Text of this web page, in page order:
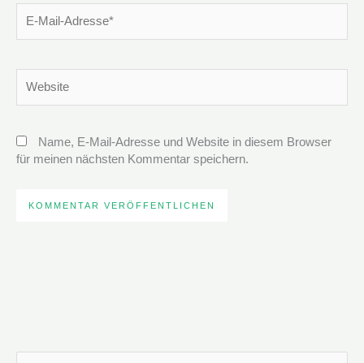
Mail-
Name, E-Mail-Adresse und Website in diesem Browser
für meinen nächsten Kommentar speichern.